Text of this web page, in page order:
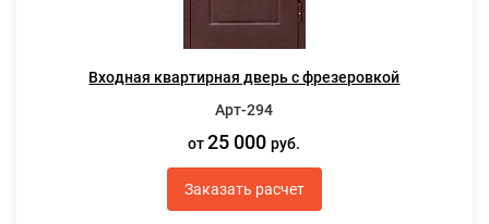
Входная квартирная дверь с фрезеровкой
Арт-294
от25 000руб.
Заказать расчет